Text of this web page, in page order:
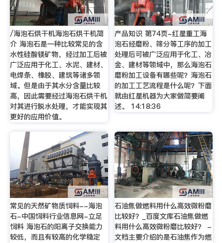
/海泡石烘干机海泡石烘干机简
介 海泡石是一种比较常见的含
水性硅酸镁矿物，经过加工后被
广泛应用于化工、水泥、建材、
电焊条、橡胶、建筑等诸多领
域。但是由于其水分含量比较
高，因此需要经过海泡石烘干机
对其进行脱水处理，才能实现其
更好的应用价值。
产品知识 第74页-红星重工海
泡石经磨粉、筛分等工序的加工
处理后可被广泛应用于化工、冶
金、建材等领域中，那么海泡石
磨粉加工设备有哪些呢？海泡石
的加工工艺流程是什么呢？下面
就由红星机器为大家做简要阐
述。 14:18:36
常见的天然矿物质饲料--海泡
石-中国饲料行业信息网-立足
饲料 海泡石的阳离子交换能力
较低，而且有较高的化学稳定
石油焦做燃料用什么高效微粉磨
比较好？_百度文库石油焦做燃
料用什么高效微粉磨比较好？ -
文档主要介绍的是石油焦作为燃